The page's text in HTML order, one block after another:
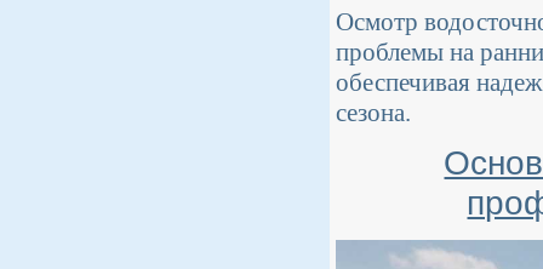
Осмотр
проблемы на
обеспечивая
сезона.